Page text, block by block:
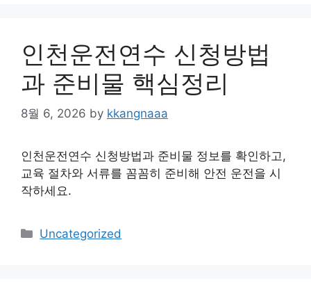
인천운전연수 신청방법
과 준비물 핵심정리
8월 6, 2026 by kkangnaaa
인천운전연수 신청방법과 준비물 정보를 확인하고,
교육 절차와 서류를 꼼꼼히 준비해 안전 운전을 시
작하세요.
Categories
Uncategorized